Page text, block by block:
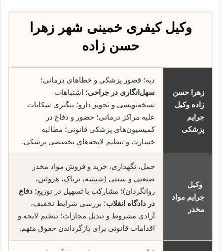
وکیل کیفری خمینی شهر زهرا
حسن زاده
زهرا حسن
زاده وکیل
جرایم
پزشکی
دیه؛ قصور پزشکی و خطاهای درمانی؛
سهل‌انگاری در جراحی؛ اشتباهات
نسخه‌نویسی و تجویز دارو؛ پیگیری شکایات
علیه مراکز درمانی؛ حضور و دفاع در
کمیسیون‌های پزشکی قانونی؛ مطالبه
خسارت و تنظیم لایحه‌های تخصصی پزشکی.
وکیل
جرایم مواد
مخدر
حمل، نگهداری، خرید و فروش مواد مخدر
صنعتی و سنتی (شیشه، تریاک، هروئین،
روانگردان)؛ مشارکت یا تسهیل در توزیع؛ دفاع
در دادگاه انقلاب؛ بررسی شرایط تخفیف،
آزادی مشروط و تبدیل مجازات؛ تنظیم لایحه و
اقدامات قانونی برای بازگرداندن حقوق متهم.